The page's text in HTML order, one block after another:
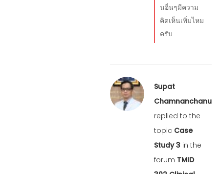
นอื่นๆมีความ
คิดเห็นเพิ่มไหม
ครับ
Supat
Chamnanchanunt
replied to the
topic Case
Study 3 in the
forum TMID